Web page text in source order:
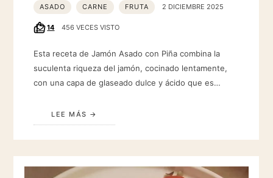
ASADO CARNE FRUTA 2 DICIEMBRE 2025
14 456 VECES VISTO
Esta receta de Jamón Asado con Piña combina la
suculenta riqueza del jamón, cocinado lentamente,
con una capa de glaseado dulce y ácido que es…
LEE MÁS